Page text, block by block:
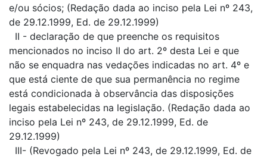
e/ou sócios; (Redação dada ao inciso pela Lei nº 243,
de 29.12.1999, Ed. de 29.12.1999)
II - declaração de que preenche os requisitos
mencionados no inciso II do art. 2º desta Lei e que
não se enquadra nas vedações indicadas no art. 4º e
que está ciente de que sua permanência no regime
está condicionada à observância das disposições
legais estabelecidas na legislação. (Redação dada ao
inciso pela Lei nº 243, de 29.12.1999, Ed. de
29.12.1999)
III- (Revogado pela Lei nº 243, de 29.12.1999, Ed. de